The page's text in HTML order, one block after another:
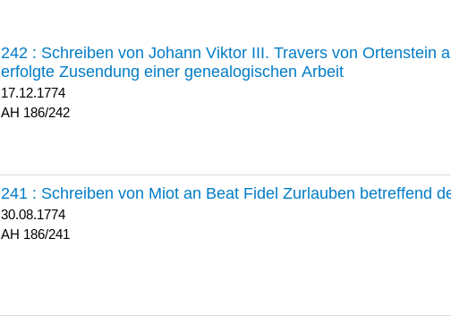
242 : Schreiben von Johann Viktor III. Travers von Ortenstein
erfolgte Zusendung einer genealogischen Arbeit
17.12.1774
186/242
241 : Schreiben von Miot an Beat Fidel Zurlauben betreffend
30.08.1774
186/241